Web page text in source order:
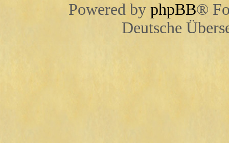
Powered by phpBB®
Deutsche